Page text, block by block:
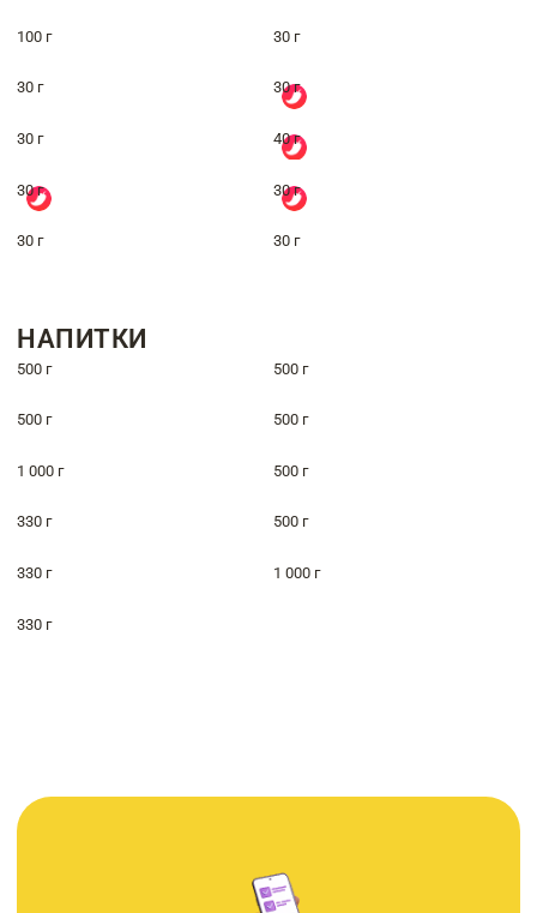
100 г 30 г
30 г 30 г
30 г 40 г
30 г 30 г
30 г 30 г
НАПИТКИ
500 г 500 г
500 г 500 г
1 000 г 500 г
330 г 500 г
330 г 1 000 г
330 г